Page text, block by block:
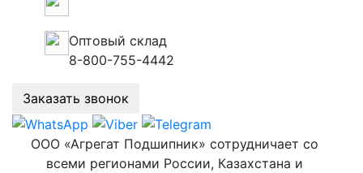
Оптовый склад
8-800-755-4442
Заказать звонок
ООО «Агрегат Подшипник» сотрудничает со
всеми регионами России, Казахстана и